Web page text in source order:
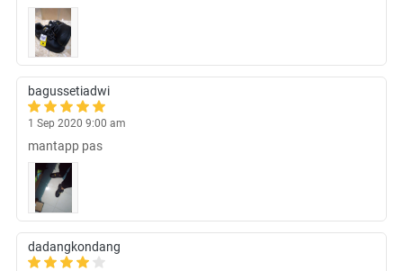
bagussetiadwi
1 Sep 2020 9:00 am
mantapp pas
dadangkondang